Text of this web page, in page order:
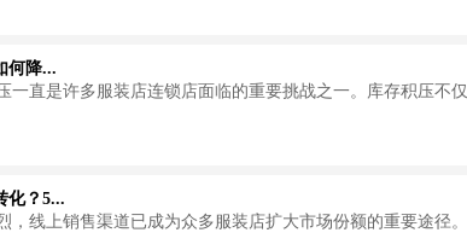
何降...
直是许多服装店连锁店面临的重要挑战之一。库存积压不仅
化？5...
线上销售渠道已成为众多服装店扩大市场份额的重要途径。